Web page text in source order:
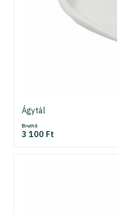
Ágytál
Bruttó
3 100 Ft